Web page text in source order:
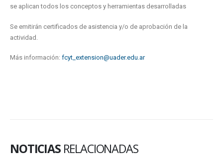
se aplican todos los conceptos y herramientas desarrolladas
Se emitirán certificados de asistencia y/o de aprobación de la
actividad.
Más información: fcyt_extension@uader.edu.ar
NOTICIAS RELACIONADAS